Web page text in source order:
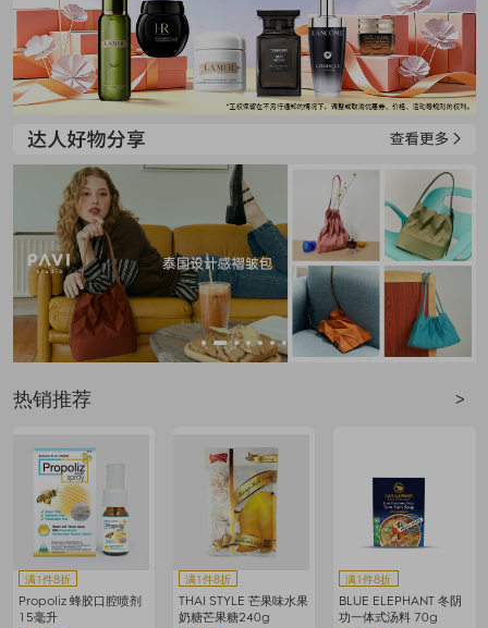
热销推荐 >
满1件8折
AUNTIE G冬阴功汤料组
64g
满6888享6.5折
欧莱雅复颜保湿洁面乳
满2件5.5折
海蓝之谜修护精萃水
200毫升